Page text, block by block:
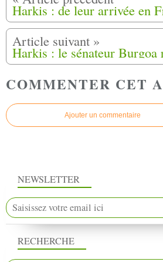
COMMENTER CET
Ajouter un commentaire
NEWSLETTER
RECHERCHE